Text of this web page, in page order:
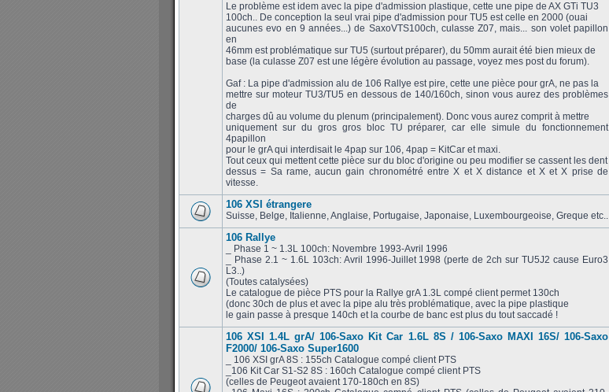
Le problème est idem avec la pipe d'admission plastique, cette une pipe de AX GTi TU3
100ch.. De conception la seul vrai pipe d'admission pour TU5 est celle en 2000 (ouai
aucunes evo en 9 années...) de SaxoVTS100ch, culasse Z07, mais... son volet papillon
en
46mm est problématique sur TU5 (surtout préparer), du 50mm aurait été bien mieux de
base (la culasse Z07 est une légère évolution au passage, voyez mes post du forum).
Gaf : La pipe d'admission alu de 106 Rallye est pire, cette une pièce pour grA, ne pas la
mettre sur moteur TU3/TU5 en dessous de 140/160ch, sinon vous aurez des problèmes
de
charges dû au volume du plenum (principalement). Donc vous aurez comprit à mettre
uniquement sur du gros gros bloc TU préparer, car elle simule du fonctionnement
4papillon
pour le grA qui interdisait le 4pap sur 106, 4pap = KitCar et maxi.
Tout ceux qui mettent cette pièce sur du bloc d'origine ou peu modifier se cassent les dent
dessus = Sa rame, aucun gain chronométré entre X et X distance et X et X prise de
vitesse.
106 XSI étrangere
Suisse, Belge, Italienne, Anglaise, Portugaise, Japonaise, Luxembourgeoise, Greque etc..
106 Rallye
_ Phase 1 ~ 1.3L 100ch: Novembre 1993-Avril 1996
_ Phase 2.1 ~ 1.6L 103ch: Avril 1996-Juillet 1998 (perte de 2ch sur TU5J2 cause Euro3
L3..)
(Toutes catalysées)
Le catalogue de pièce PTS pour la Rallye grA 1.3L compé client permet 130ch
(donc 30ch de plus et avec la pipe alu très problématique, avec la pipe plastique
le gain passe à presque 140ch et la courbe de banc est plus du tout saccadé !
106 XSI 1.4L grA/ 106-Saxo Kit Car 1.6L 8S / 106-Saxo MAXI 16S/ 106-Saxo
F2000/ 106-Saxo Super1600
_ 106 XSI grA 8S : 155ch Catalogue compé client PTS
_106 Kit Car S1-S2 8S : 160ch Catalogue compé client PTS
(celles de Peugeot avaient 170-180ch en 8S)